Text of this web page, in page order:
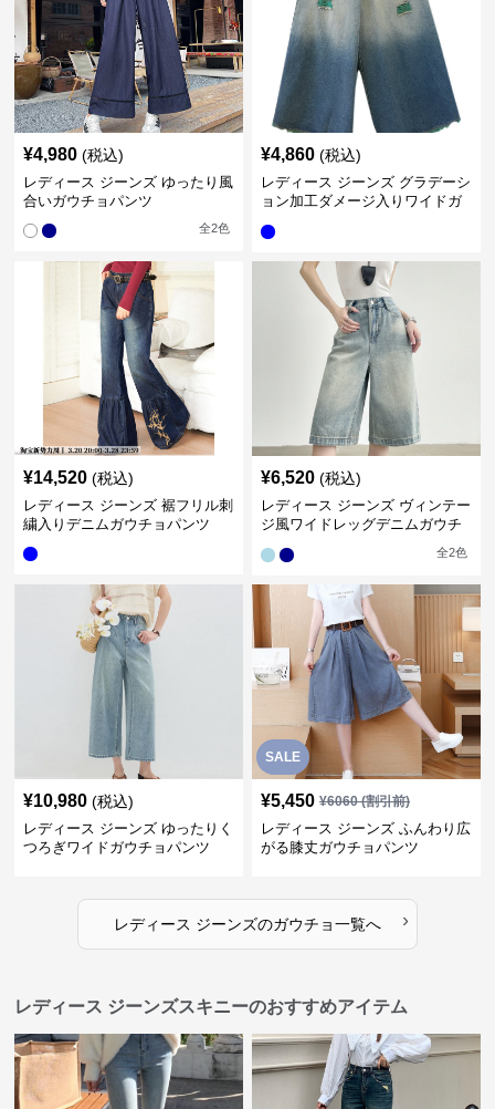
¥4,980 (税込)
レディース ジーンズ ゆったり風
合いガウチョパンツ
全2色
¥4,860 (税込)
レディース ジーンズ グラデーシ
ョン加工ダメージ入りワイドガ
¥14,520 (税込)
レディース ジーンズ 裾フリル刺
繍入りデニムガウチョパンツ
¥6,520 (税込)
レディース ジーンズ ヴィンテー
ジ風ワイドレッグデニムガウチ
全2色
¥10,980 (税込)
レディース ジーンズ ゆったりく
つろぎワイドガウチョパンツ
SALE
¥5,450 ¥6060(割引前)
レディース ジーンズ ふんわり広
がる膝丈ガウチョパンツ
レディース ジーンズのガウチョ一覧へ ›
レディース ジーンズスキニーのおすすめアイテム